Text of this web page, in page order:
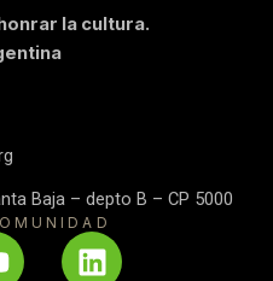
la cultura.
Baja – depto B – CP 5000
L